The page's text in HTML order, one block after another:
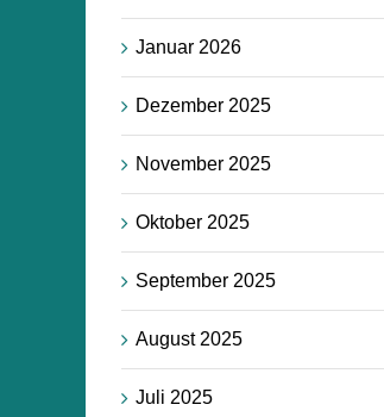
Januar 2026
Dezember 2025
November 2025
Oktober 2025
September 2025
August 2025
Juli 2025